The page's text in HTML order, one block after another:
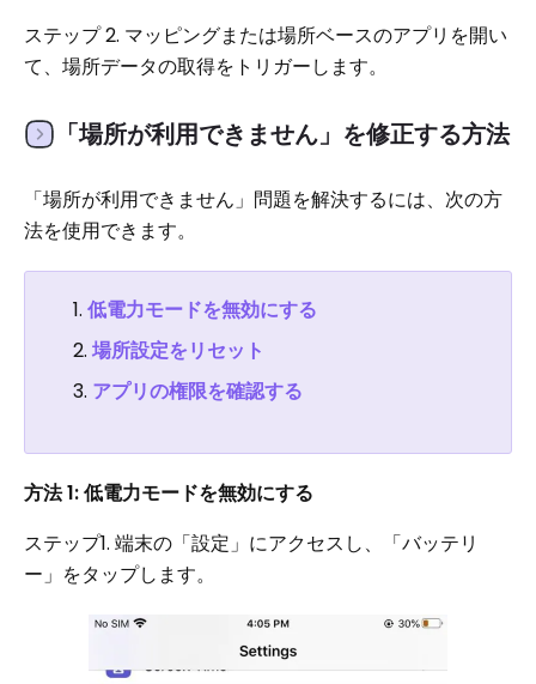
ステップ 2. マッピングまたは場所ベースのアプリを開い
て、場所データの取得をトリガーします。
「場所が利用できません」を修正する方法
「場所が利用できません」問題を解決するには、次の方
法を使用できます。
低電力モードを無効にする
場所設定をリセット
アプリの権限を確認する
方法 1: 低電力モードを無効にする
ステップ1. 端末の「設定」にアクセスし、「バッテリ
ー」をタップします。